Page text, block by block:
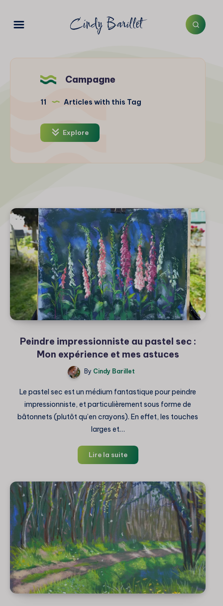
Campagne
11 Articles with this Tag
Explore
Peindre impressionniste au pastel sec :
Mon expérience et mes astuces
By Cindy Barillet
Le pastel sec est un médium fantastique pour peindre
impressionniste, et particulièrement sous forme de
bâtonnets (plutôt qu’en crayons). En effet, les touches
larges et…
Lire la suitePeindre
impressionniste
pastel
sec
:
Mon
expérience
et
mes
astuces